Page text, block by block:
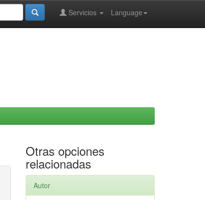
Language
Servicios
Otras opciones
relacionadas
Autor